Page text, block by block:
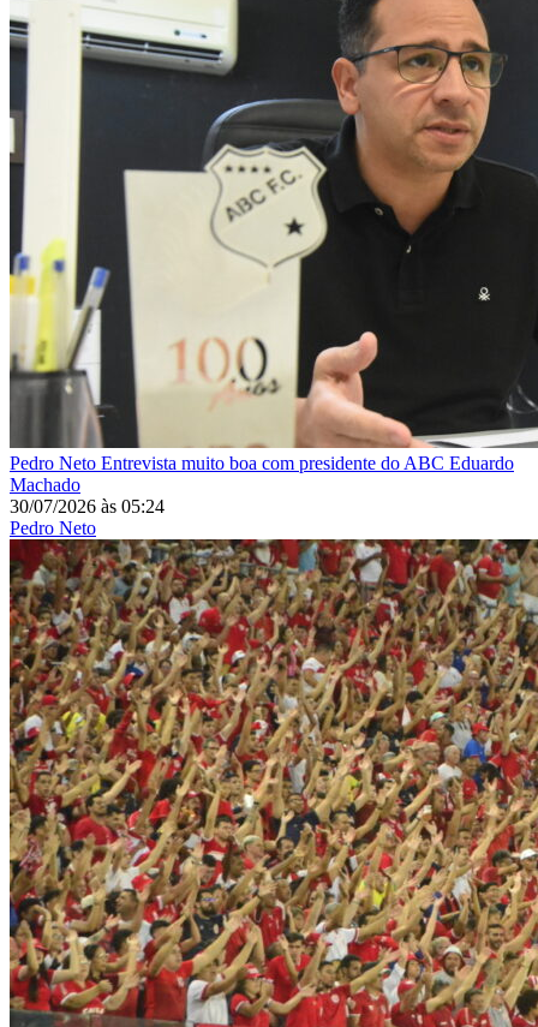
Pedro Neto Entrevista muito boa com presidente do ABC Eduardo
Machado
30/07/2026 às 05:24
Pedro Neto